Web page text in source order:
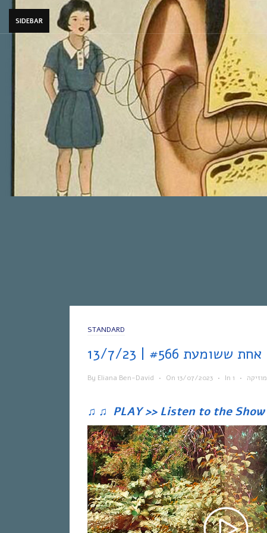
SIDEBAR
STANDARD
By Eliana Ben-David • On 13/07/2023 • In מוזיקה •
♫ ♫ PLAY >> Listen to the Show